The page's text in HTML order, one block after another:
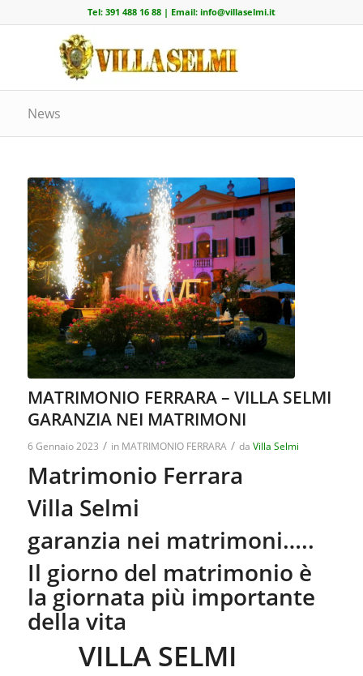
Tel: 391 488 16 88| Email: info@villaselmi.it
News
MATRIMONIO FERRARA – VILLA SELMI
GARANZIA NEI MATRIMONI
6 Gennaio 2023 / in MATRIMONIO FERRARA / da Villa Selmi
Matrimonio Ferrara
Villa Selmi
garanzia nei matrimoni…..
Il giorno del matrimonio è
la giornata più importante
della vita
VILLA SELMI